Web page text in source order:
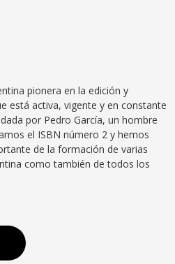
pionera en la edición y
está activa, vigente y en constante
por Pedro García, un hombre
el ISBN número 2 y hemos
de la formación de varias
como también de todos los